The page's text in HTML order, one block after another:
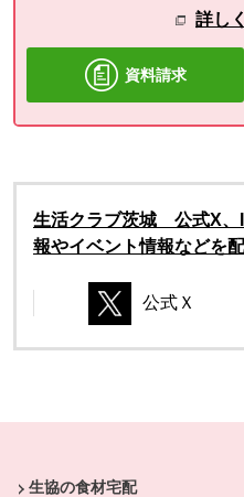
詳し
資料請求
生活クラブ茨城 公式X、
報やイベント情報などを配
別のウィンドウで開きま
公式Ｘ
別のウィン
生協の食材宅配